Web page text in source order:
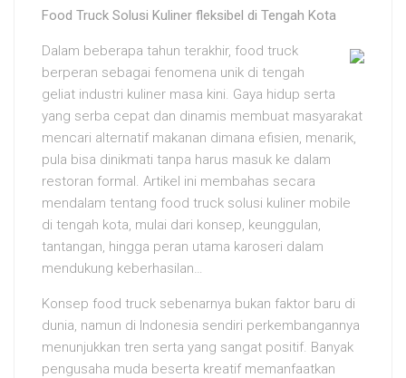
Food Truck Solusi Kuliner fleksibel di Tengah Kota
Dalam beberapa tahun terakhir, food truck
berperan sebagai fenomena unik di tengah
geliat industri kuliner masa kini. Gaya hidup serta
yang serba cepat dan dinamis membuat masyarakat
mencari alternatif makanan dimana efisien, menarik,
pula bisa dinikmati tanpa harus masuk ke dalam
restoran formal. Artikel ini membahas secara
mendalam tentang food truck solusi kuliner mobile
di tengah kota, mulai dari konsep, keunggulan,
tantangan, hingga peran utama karoseri dalam
mendukung keberhasilan…
Konsep food truck sebenarnya bukan faktor baru di
dunia, namun di Indonesia sendiri perkembangannya
menunjukkan tren serta yang sangat positif. Banyak
pengusaha muda beserta kreatif memanfaatkan